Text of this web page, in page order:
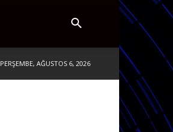
PERŞEMBE, AĞUSTOS 6, 2026